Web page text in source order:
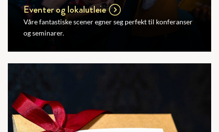
Eventer og lokalutleie
Våre fantastiske scener egner seg perfekt til konferanser
og seminarer.